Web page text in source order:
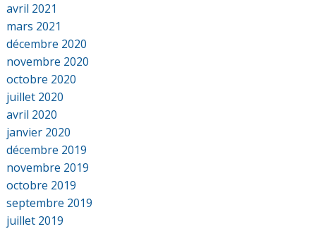
avril 2021
mars 2021
décembre 2020
novembre 2020
octobre 2020
juillet 2020
avril 2020
janvier 2020
décembre 2019
novembre 2019
octobre 2019
septembre 2019
juillet 2019